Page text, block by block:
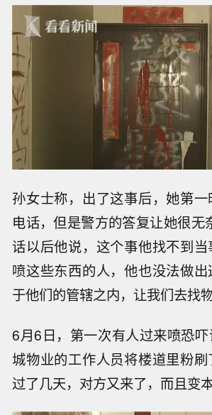
孙女士称，出了这事后，她第
电话，但是警方的答复让她很无
话以后他说，这个事他找不到
喷这些东西的人，他也没法做
于他们的管辖之内，让我们去找
6月6日，第一次有人过来喷恐
城物业的工作人员将楼道里粉
过了几天，对方又来了，而且变本